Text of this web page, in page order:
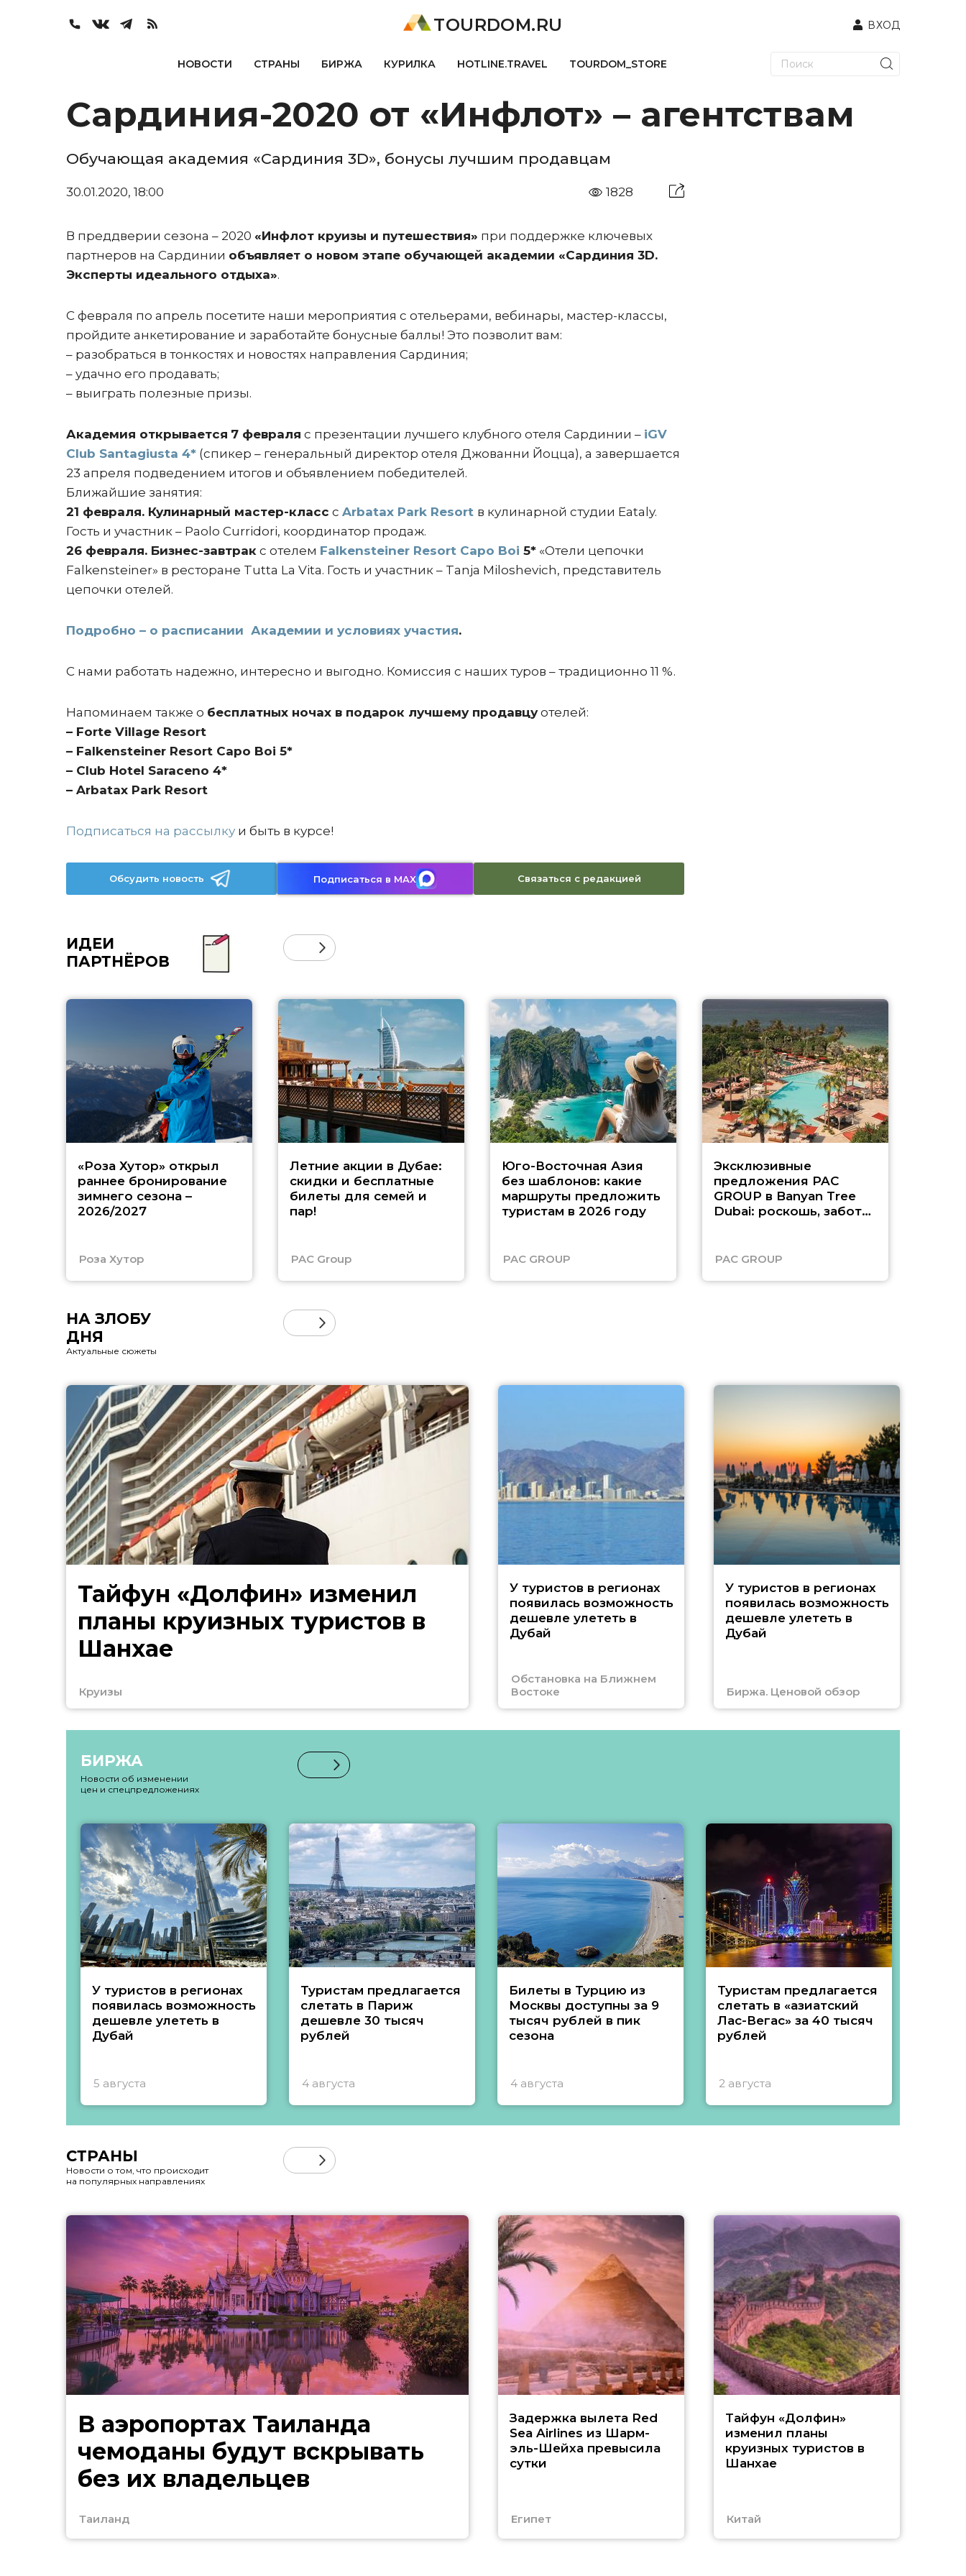
TOURDOM.RU ВХОД
НОВОСТИ СТРАНЫ БИРЖА КУРИЛКА HOTLINE.TRAVEL TOURDOM_STORE
Сардиния-2020 от «Инфлот» – агентствам
Обучающая академия «Сардиния 3D», бонусы лучшим продавцам
30.01.2020, 18:00 1828
В преддверии сезона – 2020 «Инфлот круизы и путешествия» при поддержке ключевых
партнеров на Сардинии объявляет о новом этапе обучающей академии «Сардиния 3D.
Эксперты идеального отдыха».
С февраля по апрель посетите наши мероприятия с отельерами, вебинары, мастер-классы,
пройдите анкетирование и заработайте бонусные баллы! Это позволит вам:
– разобраться в тонкостях и новостях направления Сардиния;
– удачно его продавать;
– выиграть полезные призы.
Академия открывается 7 февраля с презентации лучшего клубного отеля Сардинии – iGV
Club Santagiusta 4* (спикер – генеральный директор отеля Джованни Йоцца), а завершается
23 апреля подведением итогов и объявлением победителей.
Ближайшие занятия:
21 февраля. Кулинарный мастер-класс с Arbatax Park Resort в кулинарной студии Eataly.
Гость и участник – Paolo Curridori, координатор продаж.
26 февраля. Бизнес-завтрак с отелем Falkensteiner Resort Capo Boi 5* «Отели цепочки
Falkensteiner» в ресторане Tutta La Vita. Гость и участник – Tanja Miloshevich, представитель
цепочки отелей.
Подробно – о расписании Академии и условиях участия.
С нами работать надежно, интересно и выгодно. Комиссия с наших туров – традиционно 11 %.
Напоминаем также о бесплатных ночах в подарок лучшему продавцуотелей:
– Forte Village Resort
– Falkensteiner Resort Capo Boi 5*
– Club Hotel Saraceno 4*
– Arbatax Park Resort
Подписаться на рассылку и быть в курсе!
Обсудить новость Подписаться в MAX Связаться с редакцией
ИДЕИ
ПАРТНЁРОВ
«Роза Хутор» открыл
раннее бронирование
зимнего сезона –
2026/2027
Роза Хутор
Летние акции в Дубае:
скидки и бесплатные
билеты для семей и
пар!
PAC Group
Юго-Восточная Азия
без шаблонов: какие
маршруты предложить
туристам в 2026 году
PAC GROUP
Эксклюзивные
предложения PAC
GROUP в Banyan Tree
Dubai: роскошь, забота
PAC GROUP
НА ЗЛОБУ
ДНЯ
Актуальные сюжеты
Тайфун «Долфин» изменил
планы круизных туристов в
Шанхае
Круизы
У туристов в регионах
появилась возможность
дешевле улететь в
Дубай
Обстановка на Ближнем
Востоке
У туристов в регионах
появилась возможность
дешевле улететь в
Дубай
Биржа. Ценовой обзор
БИРЖА
Новости об изменении
цен и спецпредложениях
У туристов в регионах
появилась возможность
дешевле улететь в
Дубай
5 августа
Туристам предлагается
слетать в Париж
дешевле 30 тысяч
рублей
4 августа
Билеты в Турцию из
Москвы доступны за 9
тысяч рублей в пик
сезона
4 августа
Туристам предлагается
слетать в «азиатский
Лас-Вегас» за 40 тысяч
рублей
2 августа
СТРАНЫ
Новости о том, что происходит
на популярных направлениях
В аэропортах Таиланда
чемоданы будут вскрывать
без их владельцев
Таиланд
Задержка вылета Red
Sea Airlines из Шарм-
эль-Шейха превысила
сутки
Египет
Тайфун «Долфин»
изменил планы
круизных туристов в
Шанхае
Китай